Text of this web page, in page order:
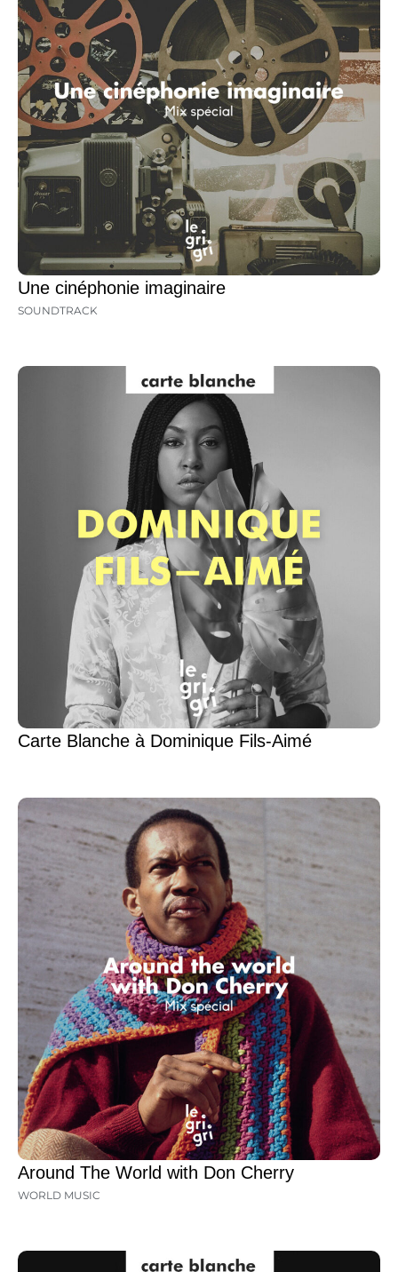
Une cinéphonie imaginaire
SOUNDTRACK
Carte Blanche à Dominique Fils-Aimé
Around The World with Don Cherry
WORLD MUSIC